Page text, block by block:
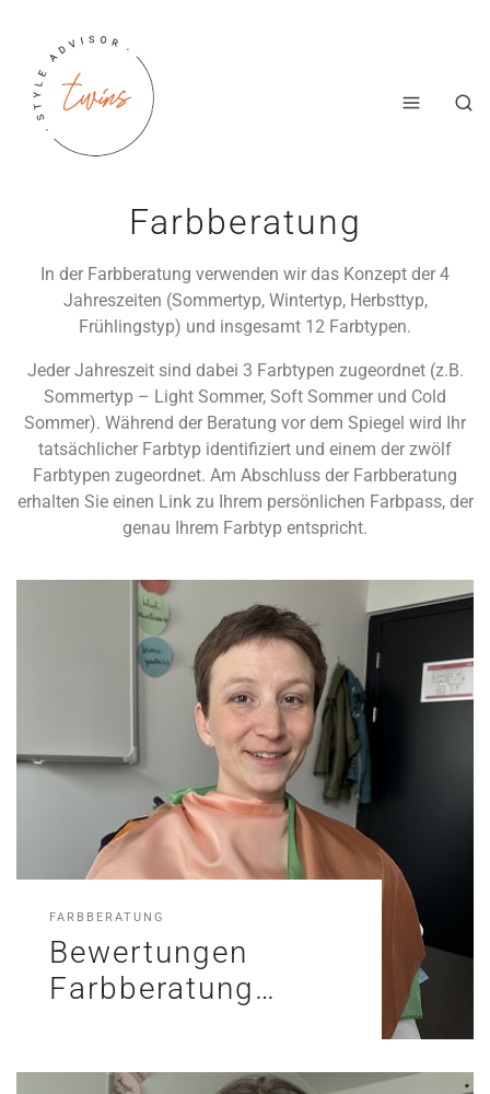
Farbberatung
In der Farbberatung verwenden wir das Konzept der 4
Jahreszeiten (Sommertyp, Wintertyp, Herbsttyp,
Frühlingstyp) und insgesamt 12 Farbtypen.
Jeder Jahreszeit sind dabei 3 Farbtypen zugeordnet (z.B.
Sommertyp – Light Sommer, Soft Sommer und Cold
Sommer). Während der Beratung vor dem Spiegel wird Ihr
tatsächlicher Farbtyp identifiziert und einem der zwölf
Farbtypen zugeordnet. Am Abschluss der Farbberatung
erhalten Sie einen Link zu Ihrem persönlichen Farbpass, der
genau Ihrem Farbtyp entspricht.
FARBBERATUNG
Bewertungen
Farbberatung…